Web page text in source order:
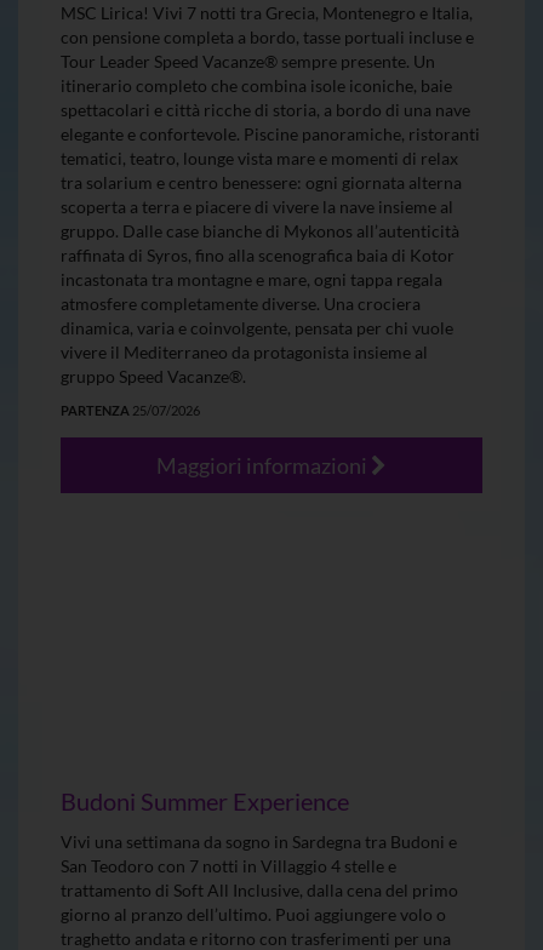
MSC Lirica! Vivi 7 notti tra Grecia, Montenegro e Italia,
con pensione completa a bordo, tasse portuali incluse e
Tour Leader Speed Vacanze® sempre presente. Un
itinerario completo che combina isole iconiche, baie
spettacolari e città ricche di storia, a bordo di una nave
elegante e confortevole. Piscine panoramiche, ristoranti
tematici, teatro, lounge vista mare e momenti di relax
tra solarium e centro benessere: ogni giornata alterna
scoperta a terra e piacere di vivere la nave insieme al
gruppo. Dalle case bianche di Mykonos all’autenticità
raffinata di Syros, fino alla scenografica baia di Kotor
incastonata tra montagne e mare, ogni tappa regala
atmosfere completamente diverse. Una crociera
dinamica, varia e coinvolgente, pensata per chi vuole
vivere il Mediterraneo da protagonista insieme al
gruppo Speed Vacanze®.
PARTENZA 25/07/2026
Maggiori informazioni
Budoni Summer Experience
Vivi una settimana da sogno in Sardegna tra Budoni e
San Teodoro con 7 notti in Villaggio 4 stelle e
trattamento di Soft All Inclusive, dalla cena del primo
giorno al pranzo dell’ultimo. Puoi aggiungere volo o
traghetto andata e ritorno con trasferimenti per una